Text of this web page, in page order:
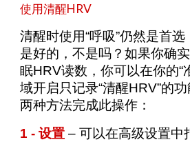
使用清醒HRV
清醒时使用“呼吸”仍然是首
是好的，不是吗？如果你确
眠HRV读数，你可以在你的“
域开启只记录“清醒HRV”的
两种方法完成此操作：
1 - 设置 – 可以在高级设置中